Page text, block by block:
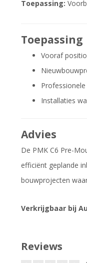
Toepassing:
Toepassing
Vooraf
Installaties
Advies
De PMK C6 Pre-
efficiënt geplande
bouwprojecten
Verkrijgbaar bij
Reviews